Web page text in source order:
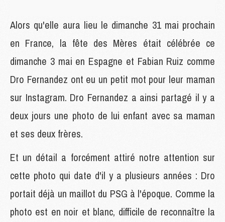
Alors qu'elle aura lieu le dimanche 31 mai prochain
en France, la fête des Mères était célébrée ce
dimanche 3 mai en Espagne et Fabian Ruiz comme
Dro Fernandez ont eu un petit mot pour leur maman
sur Instagram. Dro Fernandez a ainsi partagé il y a
deux jours une photo de lui enfant avec sa maman
et ses deux frères.
Et un détail a forcément attiré notre attention sur
cette photo qui date d'il y a plusieurs années : Dro
portait déjà un maillot du PSG à l'époque. Comme la
photo est en noir et blanc, difficile de reconnaître la